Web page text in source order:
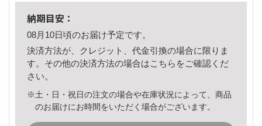
納期目安：
08月10日頃のお届け予定です。
決済方法が、クレジット、代金引換の場合に限りま
す。その他の決済方法の場合はこちら をご確認くだ
さい。
※土・日・祝日の注文の場合や在庫状況によって、商品
のお届けにお時間をいただく場合がございます。